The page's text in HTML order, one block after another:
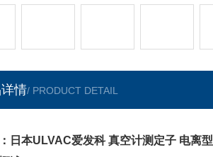
情/ PRODUCT DETAIL
日本ULVAC爱发科 真空计测定子 电离型